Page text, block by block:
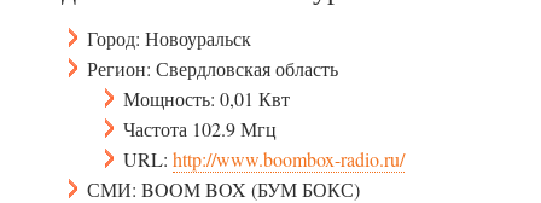
Город: Новоуральск
Регион: Свердловская область
Мощность: 0,01 Квт
Частота 102.9 Мгц
URL: http://www.boombox-radio.ru/
СМИ: BOOM BOX (БУМ БОКС)